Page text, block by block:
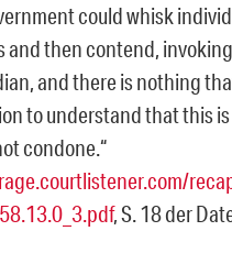
could whisk
and then contend,
and there is nothing
to understand that this
condone.“
, S. 18 der